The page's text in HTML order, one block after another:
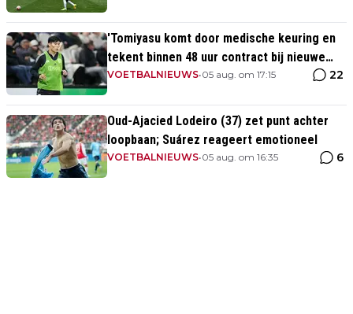
'Tomiyasu komt door medische keuring en
tekent binnen 48 uur contract bij nieuwe
club'
VOETBALNIEUWS•05 aug. om 17:15 22
Oud-Ajacied Lodeiro (37) zet punt achter
loopbaan; Suárez reageert emotioneel
VOETBALNIEUWS•05 aug. om 16:35 6